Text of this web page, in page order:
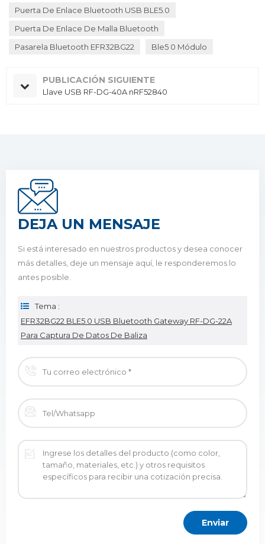
Puerta De Enlace Bluetooth USB BLE5.0
Puerta De Enlace De Malla Bluetooth
Pasarela Bluetooth EFR32BG22
Ble5 0 Módulo
PUBLICACIÓN SIGUIENTE
Llave USB RF-DG-40A nRF52840
DEJA UN MENSAJE
Si está interesado en nuestros productos y desea conocer
más detalles, deje un mensaje aquí, le responderemos lo
antes posible.
Tema :
EFR32BG22 BLE5.0 USB Bluetooth Gateway RF-DG-22A
Para Captura De Datos De Baliza